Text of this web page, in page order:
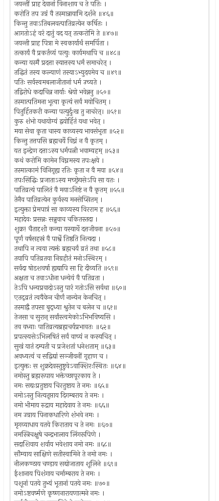
जयन्तीं प्राह देवानां विनाशाय च ते पतिः ।
करोति तप उग्रं वै तस्मान्नायामि दर्शने ॥४६॥
किन्तु तवाऽतिबलवत्पातिव्रत्येन कर्षितः ।
आगतोऽहं वरं दातुं वद यत् तत्करोमि ते ॥४७॥
जयन्ती प्राह पित्रा मे स्वकार्यार्थं समर्पिता ।
तत्कार्यं वै प्रकर्तव्यं पत्युः कार्यमथापि च ॥४८॥
कन्या यस्मै प्रदत्ता स्यात्तस्य धर्मं समाचरेत् ।
तद्धितं तस्य कल्याणं तस्याऽभ्युदयमेव च ॥४९॥
पतिः सर्वस्वमबलाजीतानां धर्म उच्यते ।
तद्विरोधे कदाचिन्न नार्याः श्रेयो भवेन्ननु ॥५०॥
तस्मात्पतिमना भूत्वा कृत्यं सर्वं मयोचितम् ।
पितुर्हितकरी कन्या पत्युर्दुःख तु नाचरेत्। ॥५१॥
कुरु शंभो यथायोग्यं द्वयोर्हितं यथा भवेत् ।
मया सेवा कृता चास्य काव्यस्य भावसंभृता ॥५२॥
किन्तु तत्तपसि ब्रह्मचर्ये विघ्नं न वै कृतम् ।
यत इन्द्रेण दत्ताऽस्य धर्मपत्नी भवाम्यहम् ॥५३॥
कथं करोमि कामेन विघ्नमस्य तपःक्षये ।
तस्मात्कामं विनिगृह्य रतिः कृता न वै मया ॥५४॥
तपःसिद्धिः प्रजाताऽस्य मच्छ्रेयसेऽपि सा यतः ।
पातिव्रत्यं पालितं वै मयाऽनिष्टं न वै कृतम् ॥५५॥
तेनैव पातिव्रत्येन कुर्वस्य मनसेप्सितम् ।
इत्युक्ता प्रेमपात्रं सा काव्यस्य विरराम ह ॥५६॥
महादेवः प्रसन्नः सन्नुवाच चकितस्तदा ।
शुक्र! चैतादृशी कन्या यस्यार्थे दत्तजीवना ॥५७॥
पूर्णं वर्षसहस्रं वै पार्श्वे तिष्ठति नित्यदा ।
तथापि न त्वया त्यक्तं ब्रह्मचर्यं व्रतं तथा ॥५८॥
तयापि पतिव्रतया निग्रहीतं मनोऽस्थिरम् ।
सर्वदा षोडशवर्षा ह्यद्यापि सा हि दीव्यति ॥५९॥
अक्षता च तवाऽधीना धन्येयं वै पतिव्रता ।
तेऽपि धन्यप्रवादोऽस्तु पारं गतोऽसि सर्वथा ॥६०॥
एतद्व्रतं त्वयैकेन चीर्णं नान्येन केनचित् ।
तस्माद्वै तपसा बुद्ध्या श्रुतेन च बलेन च ॥६१॥
तेजसा च सुरान् सर्वांस्त्वमेकोऽभिभविष्यसि ।
तव वध्वाः पातिव्रत्यब्रह्मचर्यप्रभावतः ॥६२॥
प्रपत्स्यसेऽभिलषितं सर्वं वाच्यं न कस्यचित् ।
सुखं यातं दम्पती च प्रजेशतां धनेशताम् ॥६३॥
अवध्यत्वं च सद्विद्यां सञ्जीवनीं गृहाण च ।
इत्युक्तः स शुक्रदेवस्तुष्टुवेऽवाक्शिरःस्थितः ॥६४॥
नमोस्तु ब्रह्मरूपाय भक्तेच्छापूरकाय ते ।
नमः सद्यःप्रतुष्टाय चिरतुष्टाय ते नमः ॥६५॥
नमोऽस्तु नित्यतृप्ताय दिगम्बराय ते नमः ।
नमो भीमाय रुद्राय महादेवाय ते नमः ॥६६॥
नम उग्राय पिनाकधारिणे शंभवे नमः ।
मृगव्याधाय यतये किराताय च ते नमः ॥६७॥
नमस्त्रिचक्षुषे चन्द्रभालाय लिंगरूपिणे ।
सदाशिवाय शर्वाय भवेशाय नमो नमः ॥६८॥
सौम्याय साक्षिणे सतीस्वामिने ते नमो नमः ।
नीलकण्ठाय चण्डाय सद्योजाताय शूलिने ॥६९॥
ईशानाय पिशंगाय चर्माम्बराय ते नमः ।
पशूनां पतये तुभ्यं भूतानां पतये नमः ॥७०॥
नमोऽष्टवर्ष्मणे कृष्णनारायणात्मने नमः ।